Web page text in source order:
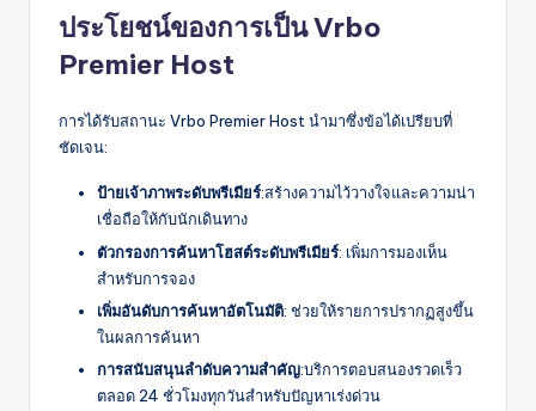
ประโยชน์ของการเป็น Vrbo
Premier Host
การได้รับสถานะ Vrbo Premier Host นำมาซึ่งข้อได้เปรียบที่
ชัดเจน:
ป้ายเจ้าภาพระดับพรีเมียร์:สร้างความไว้วางใจและความน่า
เชื่อถือให้กับนักเดินทาง
ตัวกรองการค้นหาโฮสต์ระดับพรีเมียร์: เพิ่มการมองเห็น
สำหรับการจอง
เพิ่มอันดับการค้นหาอัตโนมัติ: ช่วยให้รายการปรากฏสูงขึ้น
ในผลการค้นหา
การสนับสนุนลำดับความสำคัญ:บริการตอบสนองรวดเร็ว
ตลอด 24 ชั่วโมงทุกวันสำหรับปัญหาเร่งด่วน